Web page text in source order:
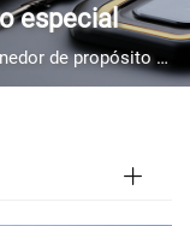
especial
de propósito especial